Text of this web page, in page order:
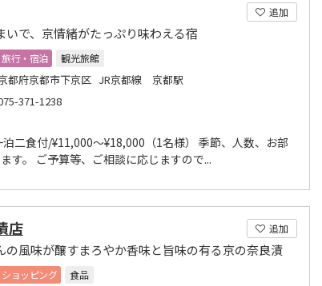
追加
いで、京情緒がたっぷり味わえる宿
旅行・宿泊
観光旅館
都府京都市下京区 JR京都線 京都駅
371-1238
二食付/¥11,000～¥18,000（1名様） 季節、人数、お部
す。 ご予算等、ご相談に応じますので...
追加
店
の風味が醸すまろやか香味と旨味の有る京の奈良漬
ショッピング
食品